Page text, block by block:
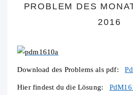
PROBLEM DES
2016
Download des Problems als pdf:
Hier findest du die Lösung: